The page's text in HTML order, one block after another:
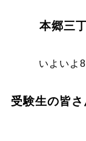
本郷三
いよいよ
受験生の皆